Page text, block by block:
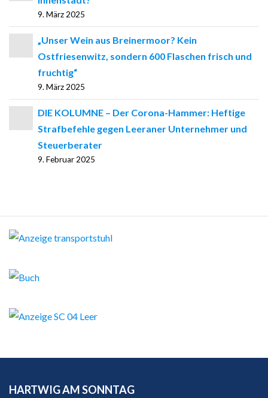
9. März 2025
„Unser Wein aus Breinermoor? Kein
Ostfriesenwitz, sondern 600 Flaschen frisch und
fruchtig“
9. März 2025
DIE KOLUMNE – Der Corona-Hammer: Heftige
Strafbefehle gegen Leeraner Unternehmer und
Steuerberater
9. Februar 2025
HARTWIG AM SONNTAG